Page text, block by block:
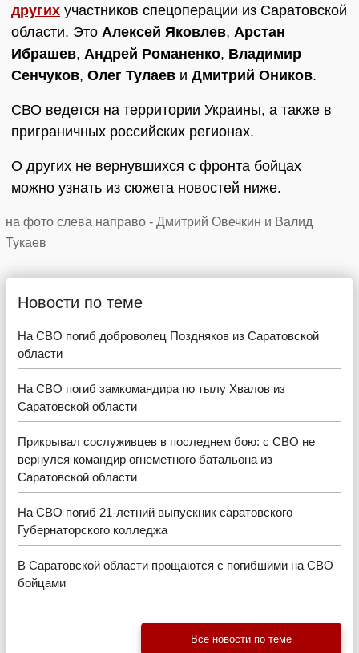
других участников спецоперации из Саратовской
области. Это Алексей Яковлев, Арстан
Ибрашев, Андрей Романенко, Владимир
Сенчуков, Олег Тулаев и Дмитрий Оников.
СВО ведется на территории Украины, а также в
приграничных российских регионах.
О других не вернувшихся с фронта бойцах
можно узнать из сюжета новостей ниже.
на фото слева направо - Дмитрий Овечкин и Валид
Тукаев
Новости по теме
На СВО погиб доброволец Поздняков из Саратовской
области
На СВО погиб замкомандира по тылу Хвалов из
Саратовской области
Прикрывал сослуживцев в последнем бою: с СВО не
вернулся командир огнеметного батальона из
Саратовской области
На СВО погиб 21-летний выпускник саратовского
Губернаторского колледжа
В Саратовской области прощаются с погибшими на СВО
бойцами
Все новости по теме